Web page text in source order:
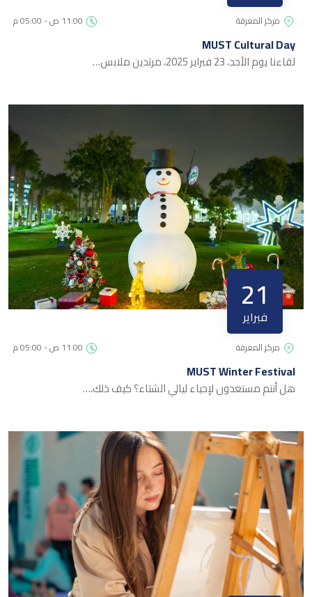
مركز المعرفة
MUST Cultural Day
لقاءنا يوم الأحد، 23 فبراير 2025، مرتدين ملابس…
21
فبراير
مركز المعرفة
MUST Winter Festival
هل أنتم مستعدون لإحياء ليالي الشتاء؟ كيف ذلك،…